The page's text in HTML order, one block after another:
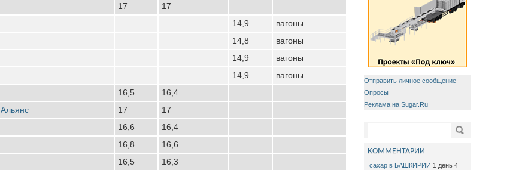
17 17
14,9
вагоны
14,8
вагоны
14,9
вагоны
14,9 вагоны
16,5
16,4
17
17
16,6
16,4
16,8
16,6
16,5
16,3
Отправить личное сообщение
Опросы
Реклама на Sugar.Ru
Поиск
КОММЕНТАРИИ
сахар в БАШКИРИИ 1 день 4